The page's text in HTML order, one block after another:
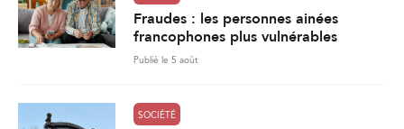
Fraudes : les personnes ainées
francophones plus vulnérables
Publié le 5 août
SOCIÉTÉ